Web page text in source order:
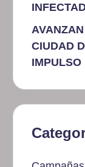
CIUDAD
IMPULSO